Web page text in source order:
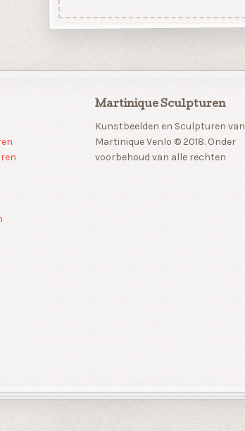
Martinique Sculpturen
Kunstbeelden en Sculpturen van
Martinique Venlo © 2018. Onder
voorbehoud van alle rechten